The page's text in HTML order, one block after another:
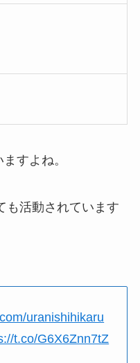
すよね。
も活動されています
uranishihikaru
t.co/G6X6Znn7tZ